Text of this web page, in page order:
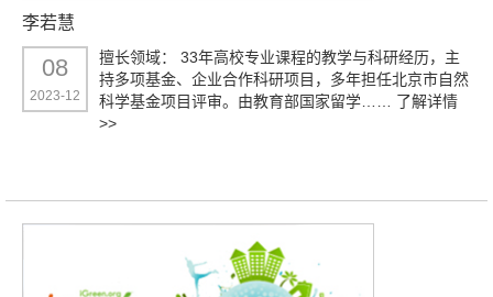
李若慧
08
2023-12
擅长领域： 33年高校专业课程的教学与科研经历，主
持多项基金、企业合作科研项目，多年担任北京市自然
科学基金项目评审。由教育部国家留学…… 了解详情
>>